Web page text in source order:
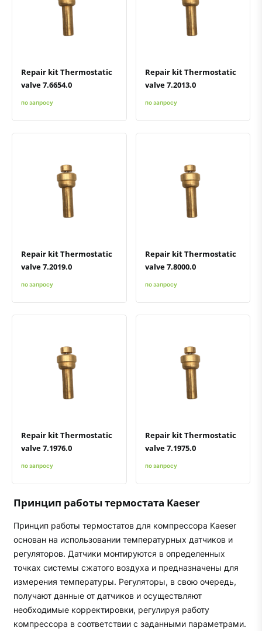
Быстрый просмотрДобавить к сравнению
Repair kit Thermostatic
valve 7.6654.0
по запросу
Быстрый просмотрДобавить к сравнению
Repair kit Thermostatic
valve 7.2013.0
по запросу
Быстрый просмотрДобавить к сравнению
Repair kit Thermostatic
valve 7.2019.0
по запросу
Быстрый просмотрДобавить к сравнению
Repair kit Thermostatic
valve 7.8000.0
по запросу
Быстрый просмотрДобавить к сравнению
Repair kit Thermostatic
valve 7.1976.0
по запросу
Быстрый просмотрДобавить к сравнению
Repair kit Thermostatic
valve 7.1975.0
по запросу
Принцип работы термостата Kaeser
Принцип работы термостатов для компрессора Kaeser
основан на использовании температурных датчиков и
регуляторов. Датчики монтируются в определенных
точках системы сжатого воздуха и предназначены для
измерения температуры. Регуляторы, в свою очередь,
получают данные от датчиков и осуществляют
необходимые корректировки, регулируя работу
компрессора в соответствии с заданными параметрами.